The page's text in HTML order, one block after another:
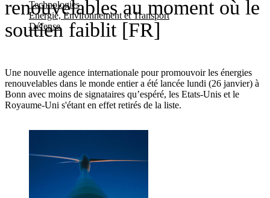
Technologies
Energie, Environnement et Transport
Défense
renouvelables au moment où le
soutien faiblit [FR]
Une nouvelle agence internationale pour promouvoir les énergies
renouvelables dans le monde entier a été lancée lundi (26 janvier) à
Bonn avec moins de signataires qu’espéré, les Etats-Unis et le
Royaume-Uni s'étant en effet retirés de la liste.